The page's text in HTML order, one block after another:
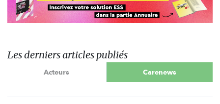
Les derniers articles publiés
Acteurs Carenews